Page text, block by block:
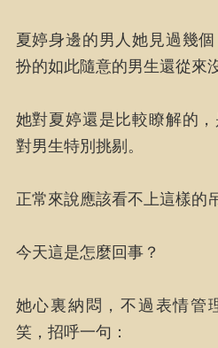
夏婷身邊的男人她見過幾
扮的如此隨意的男生還從來
她對夏婷還是比較瞭解的，
對男生特別挑剔。
正常來說應該看不上這樣的
今天這是怎麼回事？
她心裏納悶，不過表情管
笑，招呼一句：